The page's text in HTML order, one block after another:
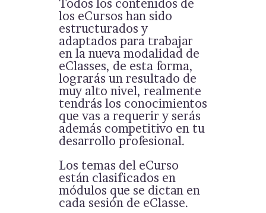
Todos los contenidos de
los eCursos han sido
estructurados y
adaptados para trabajar
en la nueva modalidad de
eClasses, de esta forma,
lograrás un resultado de
muy alto nivel, realmente
tendrás los conocimientos
que vas a requerir y serás
además competitivo en tu
desarrollo profesional.
Los temas del eCurso
están clasificados en
módulos que se dictan en
cada sesión de eClasse.